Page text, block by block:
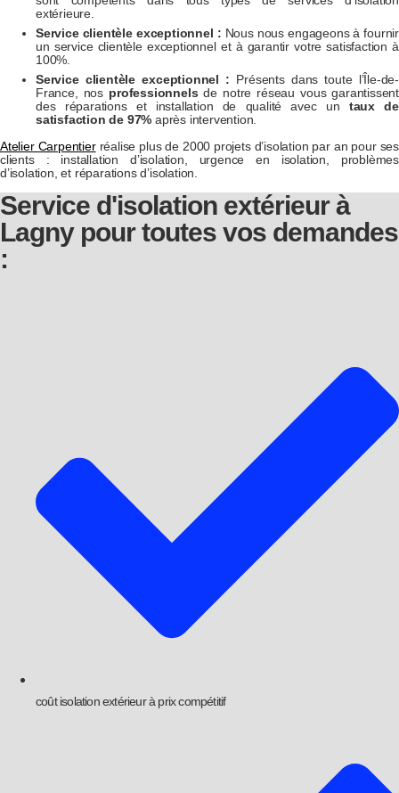
extérieure.
Service clientèle exceptionnel : Nous nous engageons à fournir
un service clientèle exceptionnel et à garantir votre satisfaction à
100%.
Service clientèle exceptionnel : Présents dans toute l’Île-de-
France, nos professionnelsde notre réseau vous garantissent
des réparations et installation de qualité avec un taux de
satisfaction de 97% après intervention.
Atelier Carpentierréalise plus de 2000 projets d’isolation par an pour ses
clients : installation d’isolation, urgence en isolation, problèmes
d’isolation, et réparations d’isolation.
Service d'isolation extérieur à
Lagny pour toutes vos demandes
:
coût isolation extérieur à prix compétitif